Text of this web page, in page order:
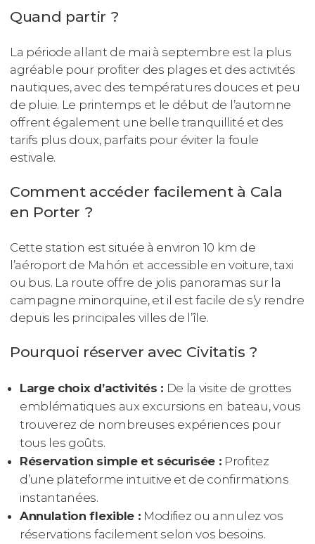
Quand partir ?
La période allant de mai à septembre est la plus
agréable pour profiter des plages et des activités
nautiques, avec des températures douces et peu
de pluie. Le printemps et le début de l’automne
offrent également une belle tranquillité et des
tarifs plus doux, parfaits pour éviter la foule
estivale.
Comment accéder facilement à Cala
en Porter ?
Cette station est située à environ 10 km de
l’aéroport de Mahón et accessible en voiture, taxi
ou bus. La route offre de jolis panoramas sur la
campagne minorquine, et il est facile de s’y rendre
depuis les principales villes de l’île.
Pourquoi réserver avec Civitatis ?
Large choix d’activités : De la visite de grottes
emblématiques aux excursions en bateau, vous
trouverez de nombreuses expériences pour
tous les goûts.
Réservation simple et sécurisée : Profitez
d’une plateforme intuitive et de confirmations
instantanées.
Annulation flexible : Modifiez ou annulez vos
réservations facilement selon vos besoins.